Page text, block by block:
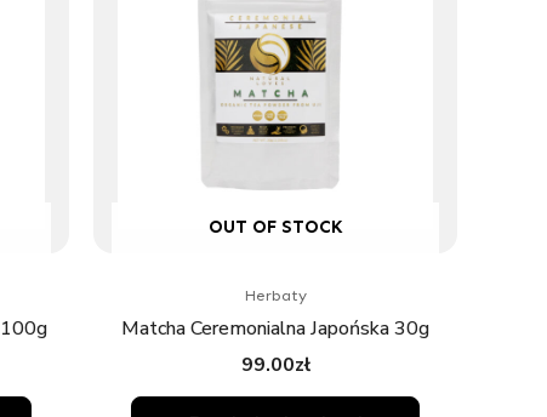
100g
OUT OF STOCK
Herbaty
Matcha Ceremonialna Japońska 30g
99.00zł